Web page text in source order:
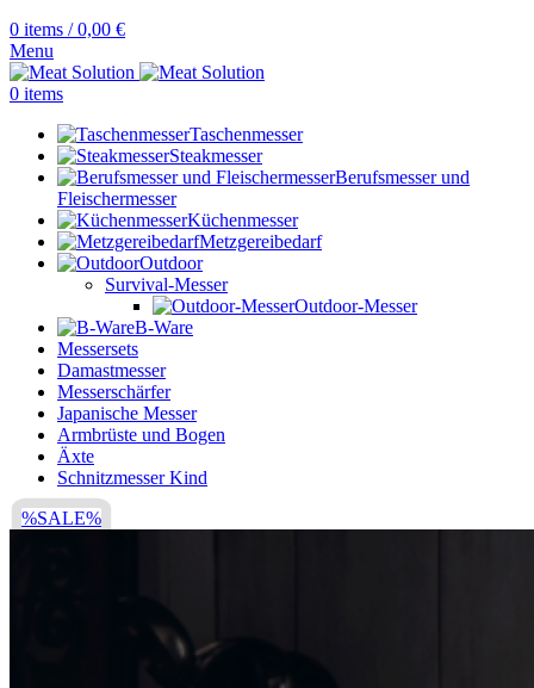
0 items / 0,00 €
Menu
0 items
Taschenmesser
Steakmesser
Berufsmesser und
Fleischermesser
Küchenmesser
Metzgereibedarf
Outdoor
Survival-Messer
Outdoor-Messer
B-Ware
Messersets
Damastmesser
Messerschärfer
Japanische Messer
Armbrüste und Bogen
Äxte
Schnitzmesser Kind
%SALE%